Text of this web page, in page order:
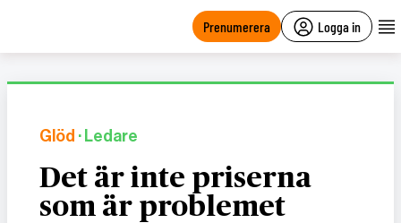
Prenumerera Logga in
Glöd · Ledare
Det är inte priserna
som är problemet